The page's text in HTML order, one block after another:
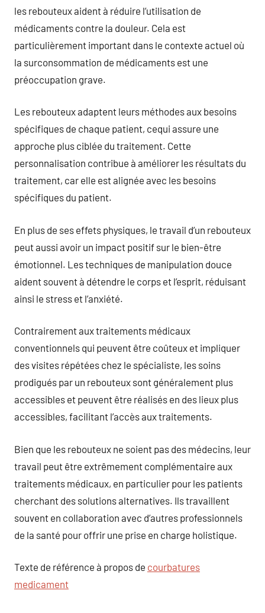
les rebouteux aident à réduire l’utilisation de
médicaments contre la douleur. Cela est
particulièrement important dans le contexte actuel où
la surconsommation de médicaments est une
préoccupation grave.
Les rebouteux adaptent leurs méthodes aux besoins
spécifiques de chaque patient, cequi assure une
approche plus ciblée du traitement. Cette
personnalisation contribue à améliorer les résultats du
traitement, car elle est alignée avec les besoins
spécifiques du patient.
En plus de ses effets physiques, le travail d’un rebouteux
peut aussi avoir un impact positif sur le bien-être
émotionnel. Les techniques de manipulation douce
aident souvent à détendre le corps et l’esprit, réduisant
ainsi le stress et l’anxiété.
Contrairement aux traitements médicaux
conventionnels qui peuvent être coûteux et impliquer
des visites répétées chez le spécialiste, les soins
prodigués par un rebouteux sont généralement plus
accessibles et peuvent être réalisés en des lieux plus
accessibles, facilitant l’accès aux traitements.
Bien que les rebouteux ne soient pas des médecins, leur
travail peut être extrêmement complémentaire aux
traitements médicaux, en particulier pour les patients
cherchant des solutions alternatives. Ils travaillent
souvent en collaboration avec d’autres professionnels
de la santé pour offrir une prise en charge holistique.
Texte de référence à propos de courbatures
medicament